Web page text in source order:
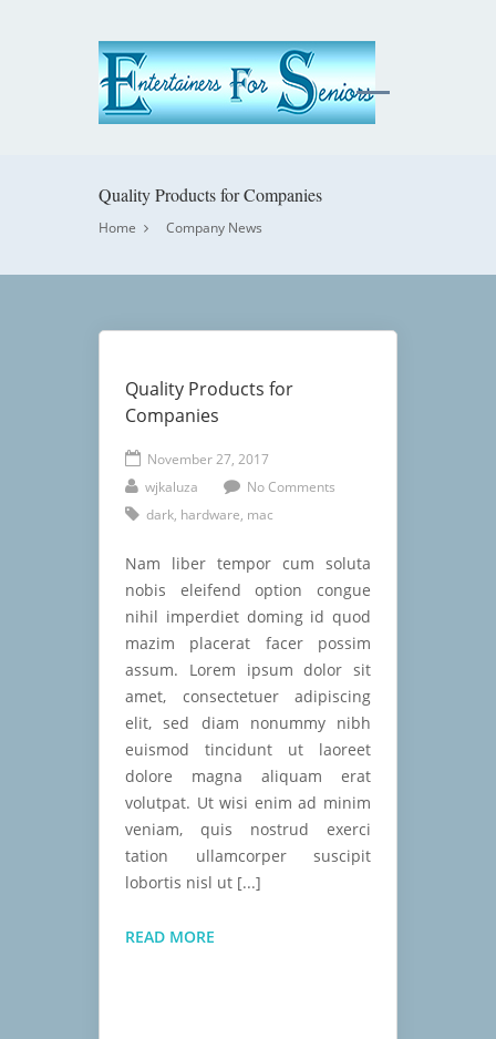
Quality Products for Companies
Home Company News
Quality Products for
Companies
November 27, 2017
wjkaluza
No Comments
dark, hardware, mac
Nam liber tempor cum soluta
nobis eleifend option congue
nihil imperdiet doming id quod
mazim placerat facer possim
assum. Lorem ipsum dolor sit
amet, consectetuer adipiscing
elit, sed diam nonummy nibh
euismod tincidunt ut laoreet
dolore magna aliquam erat
volutpat. Ut wisi enim ad minim
veniam, quis nostrud exerci
tation ullamcorper suscipit
lobortis nisl ut [...]
READ MORE